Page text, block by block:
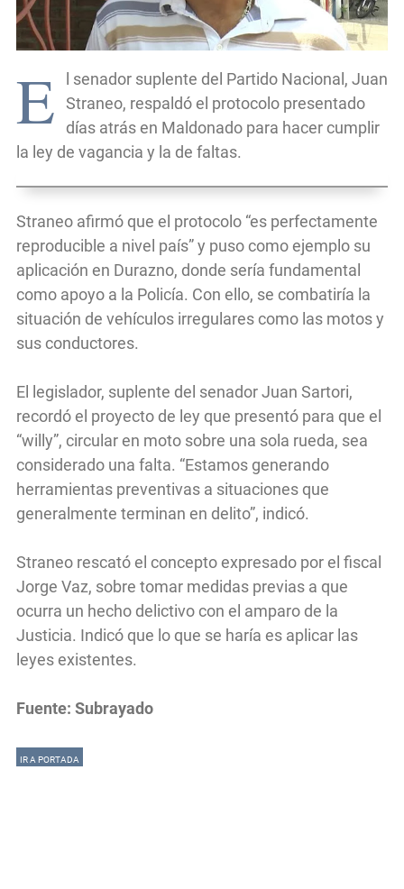
E
l senador suplente del Partido Nacional, Juan
Straneo, respaldó el protocolo presentado
días atrás en Maldonado para hacer cumplir
la ley de vagancia y la de faltas.
Straneo afirmó que el protocolo “es perfectamente
reproducible a nivel país” y puso como ejemplo su
aplicación en Durazno, donde sería fundamental
como apoyo a la Policía. Con ello, se combatiría la
situación de vehículos irregulares como las motos y
sus conductores.
El legislador, suplente del senador Juan Sartori,
recordó el proyecto de ley que presentó para que el
“willy”, circular en moto sobre una sola rueda, sea
considerado una falta. “Estamos generando
herramientas preventivas a situaciones que
generalmente terminan en delito”, indicó.
Straneo rescató el concepto expresado por el fiscal
Jorge Vaz, sobre tomar medidas previas a que
ocurra un hecho delictivo con el amparo de la
Justicia. Indicó que lo que se haría es aplicar las
leyes existentes.
Fuente: Subrayado
IR A PORTADA